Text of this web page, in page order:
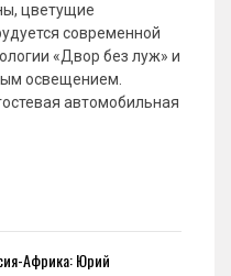
цветущие
современной
«Двор без луж» и
освещением.
автомобильная
Африка: Юрий